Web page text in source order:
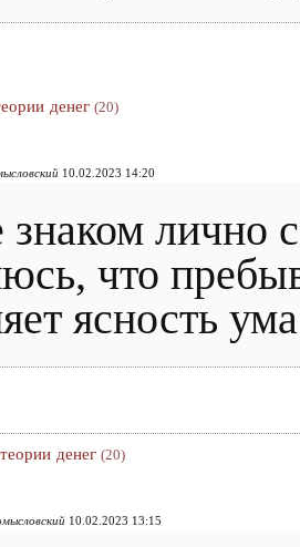
денег (20)
10.02.2023 14:20
лично
что
ясность
денег (20)
10.02.2023 13:15